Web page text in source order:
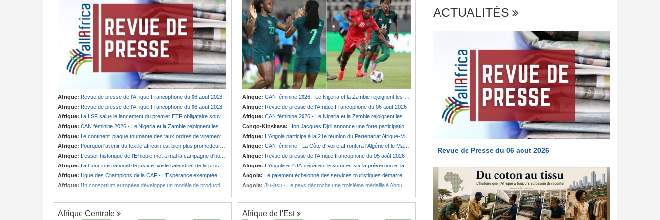
Afrique: Revue de presse de l'Afrique Francophone du 06 aout 2026
Afrique: Revue de presse de l'Afrique Francophone du 06 aout 2026
Afrique: La LSF salue le lancement du premier ETF obligataire souverain africain (USD) disponible en Europe
Afrique: CAN féminine 2026 - Le Nigeria et la Zambie rejoignent les quarts de finale
Afrique: Le continent, plaque tournante des faux ordres de virement
Afrique: Pourquoi l'avenir du textile africain est bien plus prometteur que ne le laissent penser les chiffres
Afrique: L'essor historique de l'Éthiopie met à mal la campagne d'hostilité menée par Le Caire
Afrique: La Cour international de justice fixe le calendrier de la procédure engagée par la RDC contre le Rwanda
Afrique: Ligue des Champions de la CAF - L'Espérance exemptée au premier tour, le Club Africain hérite du Djoliba AC
Afrique: Un consortium européen développe un modèle de production novateur pour les ingrédients pharmaceutiques actifs, une opportunité pour le pays
Afrique: CAN féminine 2026 - Le Nigeria et la Zambie rejoignent les quarts de finale
Afrique: Revue de presse de l'Afrique Francophone du 06 aout 2026
Afrique: CAN féminine 2026 - Le Nigeria et la Zambie rejoignent les quarts de finale
Congo-Kinshasa: Hon Jacques Djoli annonce une forte participation du pays à la Conférence des présidents de parlements à Midrand
Afrique: L'Angola participe à la 21e réunion du Partenariat Afrique-Monde arabe au Caire
Afrique: CAN féminine - La Côte d'Ivoire affrontera l'Algérie et le Maroc fera face à l'Afrique du Sud en quarts
Afrique: Revue de presse de l'Afrique francophone du 05 août 2026
Afrique: L'Angola et l'UA préparent le sommet sur la prévention et la résolution des conflits
Angola: Le paiement échelonné des services touristiques démarre ce jeudi
Angola: Jiu-jitsu - Le pays décroche une troisième médaille à Abou Dabi
Afrique Centrale Afrique de l'Est
ACTUALITÉS
Revue de Presse du 06 aout 2026